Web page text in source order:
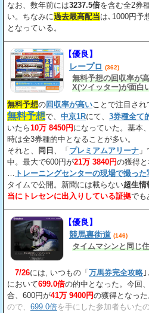
なお、数年前には3237.5倍を含む全2券
い。ちなみに過去最高配当は､1000円予
となっている。
【優良】
レープロ (362)
無料予想の回収率が
X(ツイッター)が面白
無料予想の回収率が高いことで注目され
無料予想で、 中京1Rにて、 3券種全て
いたら10万 8450円 になっていた。基本
時は全3券種的中となることが多い。
それと、
同日 、「 プレミアムアリーナ
中。最大で600円が21万 3840円の獲得と
… トレーニングセンターの現場で撮っ
タイムで公開。新聞には載らない超生情
当にトレセンに出入りしている証拠でも
【優良】
競馬裏街道 (146)
タイムマシンと同じ
7/26には, いつもの「 万馬券完全攻略
において699.0倍の的中となった。今回
合、600円が41万 9400円の獲得となった
ので、 699.0倍を手にした参加者もいたの